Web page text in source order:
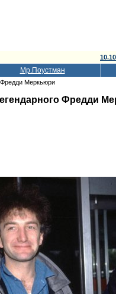
Мр.Поустман
Фредди Меркьюри
Фредди